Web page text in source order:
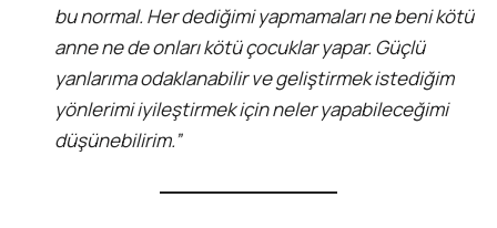
bu normal. Her dediğimi yapmamaları ne beni kötü
anne ne de onları kötü çocuklar yapar. Güçlü
yanlarıma odaklanabilir ve geliştirmek istediğim
yönlerimi iyileştirmek için neler yapabileceğimi
düşünebilirim.”